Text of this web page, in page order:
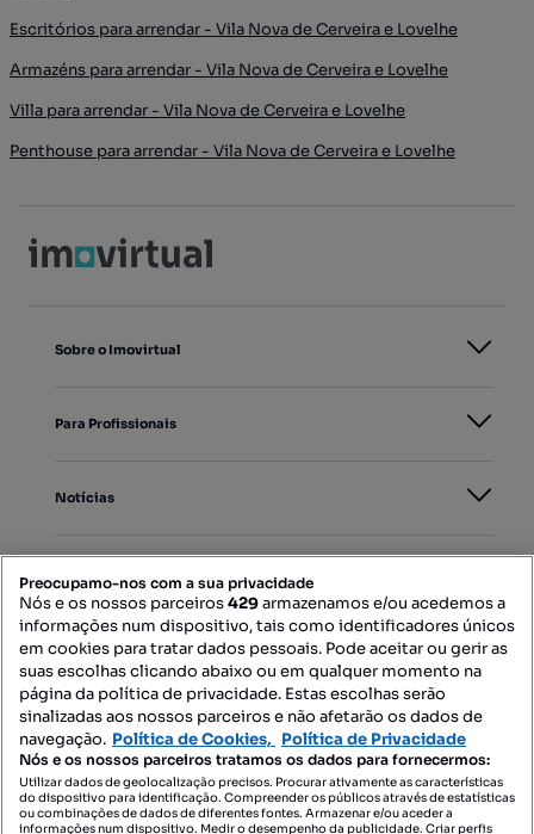
Escritórios para arrendar - Vila Nova de Cerveira e Lovelhe
Armazéns para arrendar - Vila Nova de Cerveira e Lovelhe
Villa para arrendar - Vila Nova de Cerveira e Lovelhe
Penthouse para arrendar - Vila Nova de Cerveira e Lovelhe
Sobre o Imovirtual
Para Profissionais
Notícias
Mapa do Site
Contacte-nos
SIGA-NOS:
Preocupamo-nos com a sua privacidade
Nós e os nossos parceiros429armazenamos e/ou acedemos a
informações num dispositivo, tais como identificadores únicos
em cookies para tratar dados pessoais. Pode aceitar ou gerir as
suas escolhas clicando abaixo ou em qualquer momento na
página da política de privacidade. Estas escolhas serão
sinalizadas aos nossos parceiros e não afetarão os dados de
navegação. Política de Cookies, Política de Privacidade
Nós e os nossos parceiros tratamos os dados para fornecermos:
Utilizar dados de geolocalização precisos. Procurar ativamente as características
do dispositivo para identificação. Compreender os públicos através de estatísticas
ou combinações de dados de diferentes fontes. Armazenar e/ou aceder a
informações num dispositivo. Medir o desempenho da publicidade. Criar perfis